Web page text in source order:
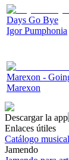
Days Go Bye
Igor Pumphonia
Marexon -
Marexon
Descargar la app
Enlaces útiles
Catálogo musical
Jamendo